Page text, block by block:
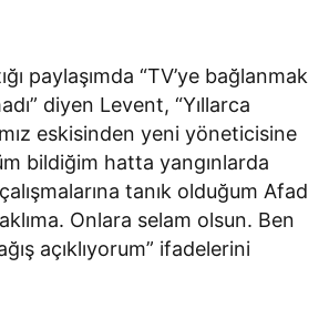
paylaşımda “TV’ye bağlanmak
diyen Levent, “Yıllarca
eskisinden yeni yöneticisine
bildiğim hatta yangınlarda
tanık olduğum Afad
Onlara selam olsun. Ben
açıklıyorum” ifadelerini